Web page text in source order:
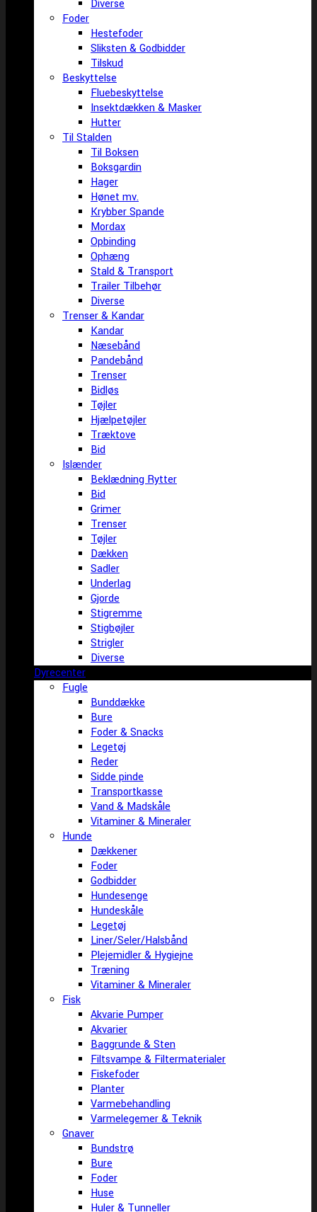
Diverse
Foder
Hestefoder
Sliksten & Godbidder
Tilskud
Beskyttelse
Fluebeskyttelse
Insektdækken & Masker
Hutter
Til Stalden
Til Boksen
Boksgardin
Hager
Hønet mv.
Krybber Spande
Mordax
Opbinding
Ophæng
Stald & Transport
Trailer Tilbehør
Diverse
Trenser & Kandar
Kandar
Næsebånd
Pandebånd
Trenser
Bidløs
Tøjler
Hjælpetøjler
Træktove
Bid
Islænder
Beklædning Rytter
Bid
Grimer
Trenser
Tøjler
Dækken
Sadler
Underlag
Gjorde
Stigremme
Stigbøjler
Strigler
Diverse
Dyrecenter
Fugle
Bunddække
Bure
Foder & Snacks
Legetøj
Reder
Sidde pinde
Transportkasse
Vand & Madskåle
Vitaminer & Mineraler
Hunde
Dækkener
Foder
Godbidder
Hundesenge
Hundeskåle
Legetøj
Liner/Seler/Halsbånd
Plejemidler & Hygiejne
Træning
Vitaminer & Mineraler
Fisk
Akvarie Pumper
Akvarier
Baggrunde & Sten
Filtsvampe & Filtermaterialer
Fiskefoder
Planter
Varmebehandling
Varmelegemer & Teknik
Gnaver
Bundstrø
Bure
Foder
Huse
Huler & Tunneller